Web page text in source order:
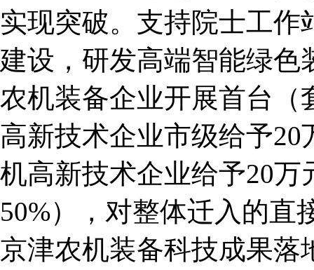
实现突破。支持院士工
建设，研发高端智能绿色
农机装备企业开展首台（
高新技术企业市级给予
机高新技术企业给予20
50%），对整体迁入的直
京津农机装备科技成果落